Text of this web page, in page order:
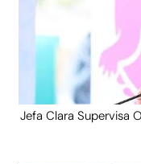
Jefa Clara Supervisa